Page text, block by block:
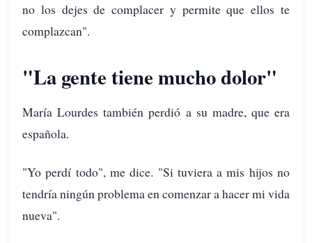
no los dejes de complacer y permite que ellos te
complazcan".
"La gente tiene mucho dolor"
María Lourdes también perdió a su madre, que era
española.
"Yo perdí todo", me dice. "Si tuviera a mis hijos no
tendría ningún problema en comenzar a hacer mi vida
nueva".